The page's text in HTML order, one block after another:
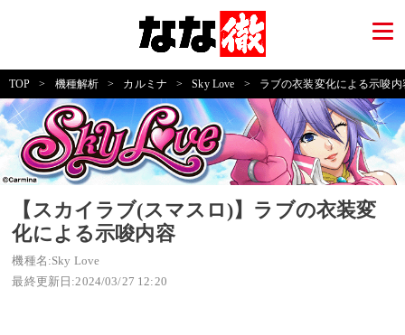
TOP > 機種解析 > カルミナ > Sky Love > ラブの衣装変化による示唆内
【スカイラブ(スマスロ)】ラブの衣装変
化による示唆内容
機種名:Sky Love
最終更新日:2024/03/27 12:20